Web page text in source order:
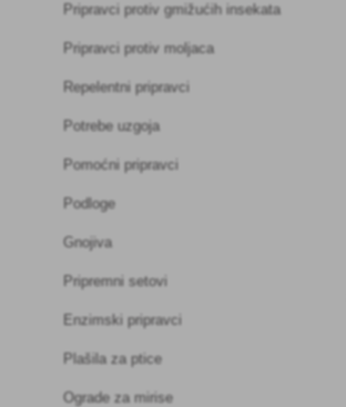
Pripravci protiv gmižućih insekata
Pripravci protiv moljaca
Repelentni pripravci
Potrebe uzgoja
Pomoćni pripravci
Podloge
Gnojiva
Pripremni setovi
Enzimski pripravci
Plašila za ptice
Ograde za mirise